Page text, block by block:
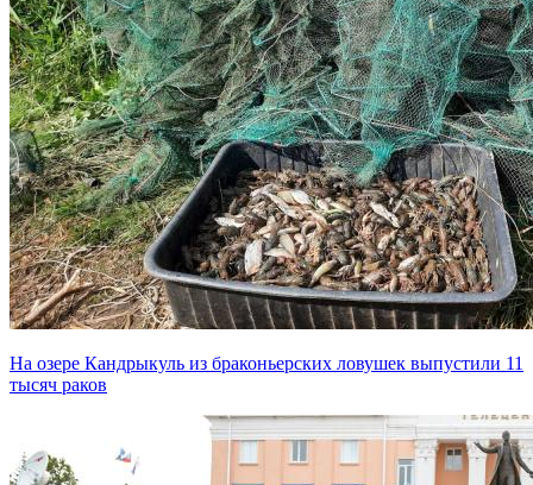
На озере Кандрыкуль из браконьерских ловушек выпустили 11
тысяч раков